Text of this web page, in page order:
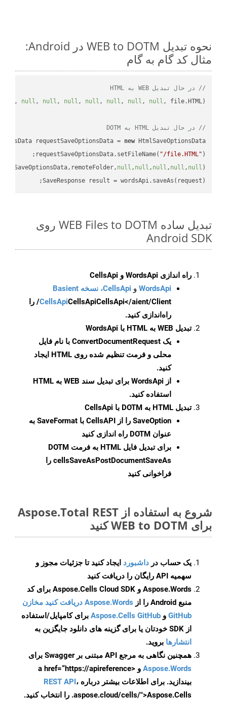
نحوه تبدیل WEB to DOTM در Android:
مثال کد گام به گام
// در حال تبدیل WEB به HTML
, null , null , null , null , null , null , null
// در حال تبدیل HTML به DOTM
requestSaveOptionsData = new
requestSaveOptionsData.setFileName( "/file.HTML"
null , null , null , null , null
SaveResponse result = wordsApi.saveAs(request);
تبدیل ساده WEB Files to DOTM روی
Android SDK
راه اندازی WordsApi و CellsApi
WordsApi و CellsApi، نسخه Basient
CellsApiCellsApi
CellsApi</aient/Client/ را
راه‌اندازی کنید.
تبدیل WEB به HTML با WordsApi
یک ConvertDocumentRequest با نام فایل
محلی و فرمت تنظیم شده روی HTML ایجاد
کنید.
از WordsApi برای تبدیل سند WEB به HTML
استفاده کنید.
تبدیل HTML به DOTM با CellsApi
SaveOption
را از CellsAPI با SaveFormat به
عنوان DOTM راه اندازی کنید
برای تبدیل فایل HTML به فرمت
DOTM
cellsSaveAsPostDocumentSaveAs را
فراخوانی کنید
شروع به استفاده از Aspose.Total REST
برای WEB to DOTM کنید
یک حساب در داشبورد ایجاد کنید تا جزئیات مجوز و
سهمیه API رایگان را دریافت کنید
Aspose.Words و Aspose.Cells Cloud SDK برای کد
منبع Android را از
Aspose.Words دریافت کنید مخازن
GitHub و Aspose.Cells GitHub برای کامپایل/استفاده
از SDK خودتان یا برای گزینه های دانلود جایگزین به
انتشارها بروید.
همچنین نگاهی به مرجع API مبتنی بر Swagger برای
Aspose.Words
و <a href=“https://apireference
بیندازید. برای اطلاعات بیشتر درباره REST API،
.aspose.cloud/cells/">Aspose.Cells را انتخاب کنید.